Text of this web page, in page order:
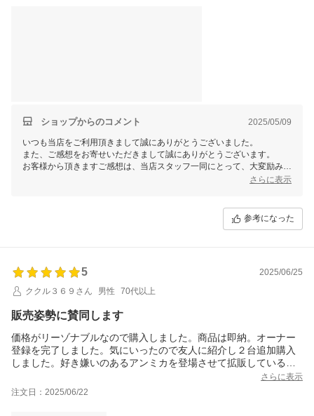
ショップからのコメント 2025/05/09
いつも当店をご利用頂きまして誠にありがとうございました。
また、ご感想をお寄せいただきまして誠にありがとうございます。
お客様から頂きますご感想は、当店スタッフ一同にとって、大変励みと
なります。今後共お客様にご満足いただけますよう、更なる努力をして
さらに表示
参考になった
5
2025/06/25
ククル３６９さん
男性 70代以上
販売姿勢に賛同します
価格がリーゾナブルなので購入しました。商品は即納。オーナー
登録を完了しました。気にいったので友人に紹介し２台追加購入
しました。好き嫌いのあるアンミカを登場させて拡販している他
店がありますが、そのため価格が２倍になるのはいかにも理不
尽。本店舗の販売姿勢に賛同します。
さらに表示
注文日：2025/06/22